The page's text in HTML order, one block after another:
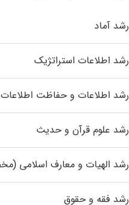
آماد
اطلاعات استراتژیک
اطلاعات و حفاظت اطلاعات
علوم قرآن و حدیث
الهیات و معارف
فقه و حقوق